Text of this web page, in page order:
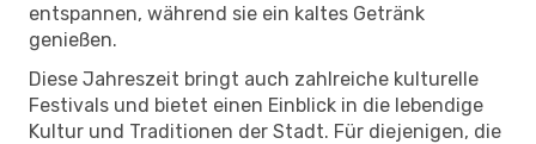
entspannen, während sie ein kaltes Getränk
genießen.
Diese Jahreszeit bringt auch zahlreiche kulturelle
Festivals und bietet einen Einblick in die lebendige
Kultur und Traditionen der Stadt. Für diejenigen, die